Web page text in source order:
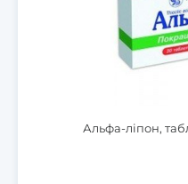
Альфа-ліпон,